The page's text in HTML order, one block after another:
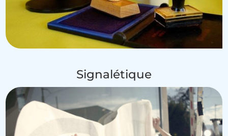
Signalétique